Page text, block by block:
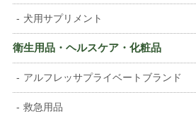
犬用サプリメント
衛生用品・ヘルスケア・化粧品
アルフレッサプライベートブランド
救急用品